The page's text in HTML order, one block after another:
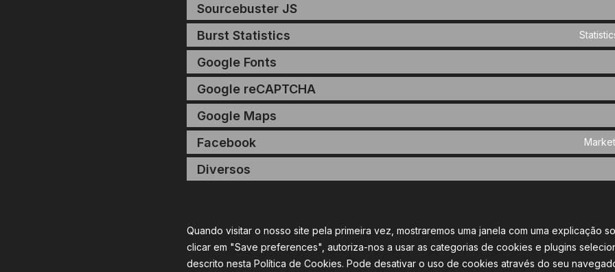
Sourcebuster JS
Burst Statistics
Google Fonts
Google reCAPTCHA
Google Maps
Facebook
Diversos
Quando visitar o nosso site pela primeira vez, mostraremos uma janela com uma explicação
clicar em "Save preferences", autoriza-nos a usar as categorias de cookies e plugins
descrito nesta Política de Cookies. Pode desativar o uso de cookies através do seu